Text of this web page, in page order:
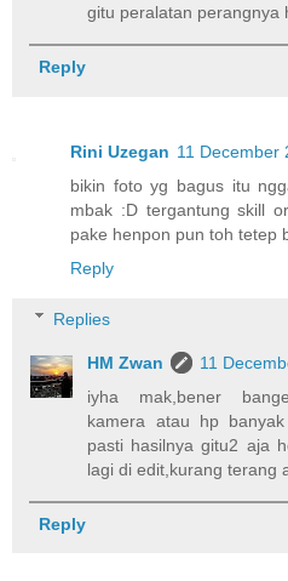
gitu peralatan perangnya
Reply
Rini Uzegan 11 December
bikin foto yg bagus itu
mbak :D tergantung skill
pake henpon pun toh tetep
Reply
Replies
HM Zwan
11
iyha mak,bener
kamera atau hp
pasti hasilnya gitu2 aja
lagi di edit,kurang terang
Reply